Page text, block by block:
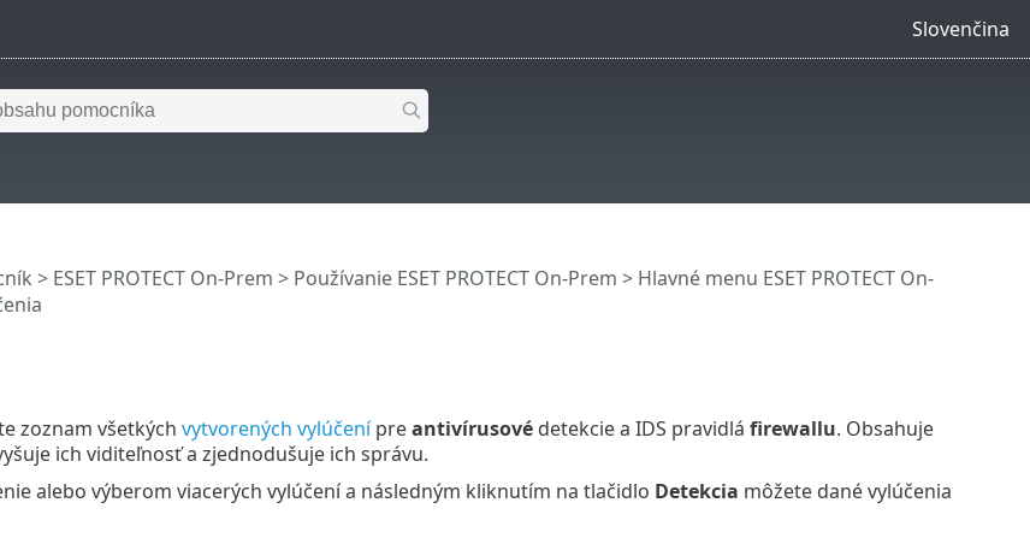
Slovenčina
> ESET PROTECT On-Prem > Používanie ESET PROTECT On-Prem > Hlavné menu ESET PROTECT On-
zoznam všetkých vytvorených vylúčenípreantivírusovédetekcie a IDS pravidlá firewallu. Obsahuje
ich viditeľnosť a zjednodušuje ich správu.
alebo výberom viacerých vylúčení a následným kliknutím na tlačidlo Detekcia môžete dané vylúčenia